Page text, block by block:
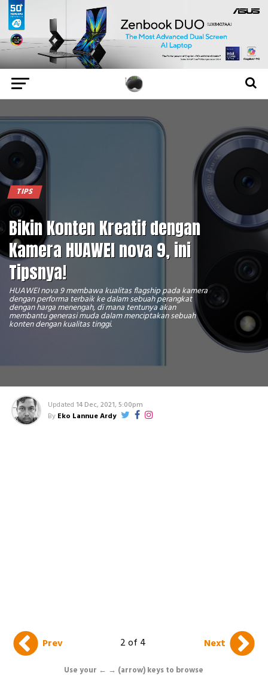
TIPS
Bikin Konten Kreatif dengan
Kamera HUAWEI nova 9, ini
Tipsnya!
HUAWEI nova 9 membawa kualitas flagship pada kamera
dengan performa terbaik ke dalam sebuah perangkat
dengan harga menengah, di mana tentunya akan
membantu generasi muda dalam menciptakan sebuah
konten dengan kualitas tinggi.
Updated 14 Dec, 2021, 5:00pm
By Eko Lannue Ardy
Prev 2 of 4 Next
Use your ← → (arrow) keys to browse